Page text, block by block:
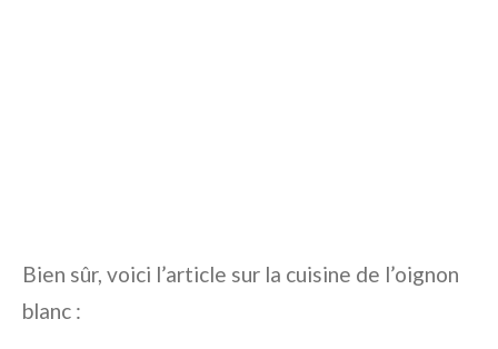
Bien sûr, voici l’article sur la cuisine de l’oignon
blanc :